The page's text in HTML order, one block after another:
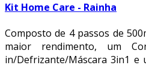
Kit Home Care - Rainha
Composto de 4 passos de
maior rendimento, um
in/Defrizante/Máscara 3in1 e